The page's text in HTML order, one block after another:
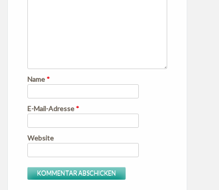
Name *
E-Mail-Adresse *
Website